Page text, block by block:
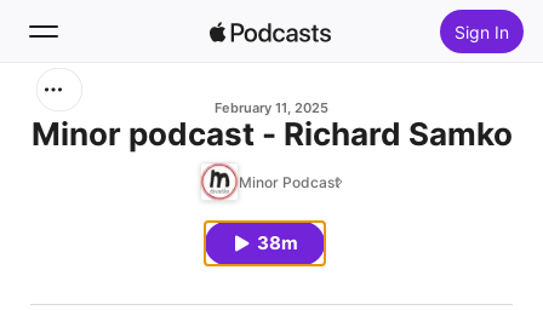
Sign In
February 11, 2025
Minor podcast - Richard Samko
Minor Podcast
38m